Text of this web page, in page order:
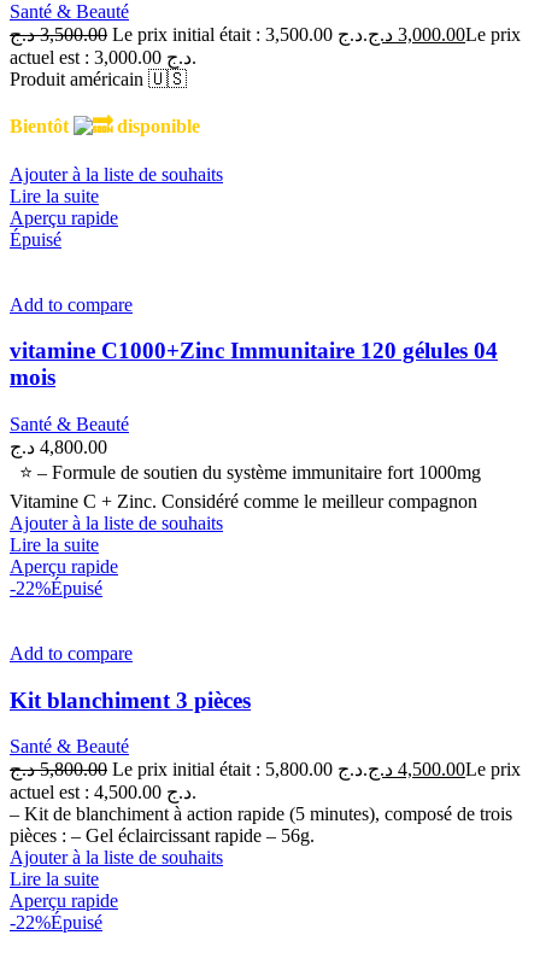
Santé & Beauté
3,500.00 د.ج Le prix initial était : 3,500.00 د.ج. 3,000.00 د.ج
Le prix
actuel est : 3,000.00 د.ج.
Produit américain 🇺🇸
Bientôt disponible
Ajouter à la liste de souhaits
Lire la suite
Aperçu rapide
Épuisé
Add to compare
vitamine C1000+Zinc Immunitaire 120 gélules 04
mois
Santé & Beauté
4,800.00 د.ج
⭐ – Formule de soutien du système immunitaire fort 1000mg
Vitamine C + Zinc. Considéré comme le meilleur compagnon
Ajouter à la liste de souhaits
Lire la suite
Aperçu rapide
-22%Épuisé
Add to compare
Kit blanchiment 3 pièces
Santé & Beauté
5,800.00 د.ج Le prix initial était : 5,800.00 د.ج. 4,500.00 د.ج
Le prix
actuel est : 4,500.00 د.ج.
– Kit de blanchiment à action rapide (5 minutes), composé de trois
pièces : – Gel éclaircissant rapide – 56g.
Ajouter à la liste de souhaits
Lire la suite
Aperçu rapide
-22%Épuisé